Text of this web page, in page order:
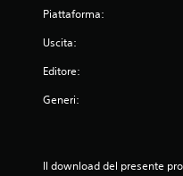
Piattaforma:
Uscita:
Editore:
Generi:
Il download del presente